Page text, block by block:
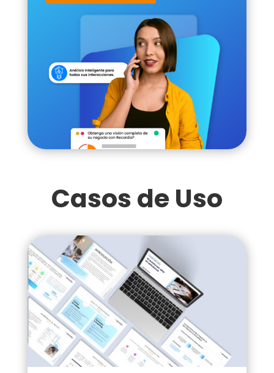
Casos de Uso